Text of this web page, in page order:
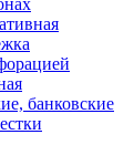
банковские